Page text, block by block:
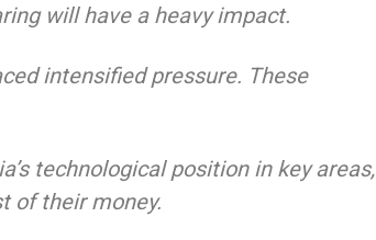
will have a heavy impact.
intensified pressure. These
technological position in key areas,
of their money.